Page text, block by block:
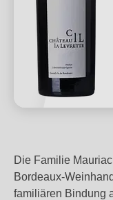
Die Familie
Bordeaux-
familiären Bindung